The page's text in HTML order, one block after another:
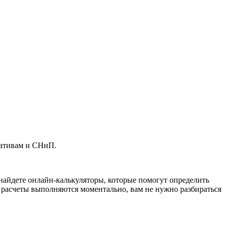
и СНиП.
онлайн-калькуляторы, которые помогут определить
выполняются моментально, вам не нужно разбираться